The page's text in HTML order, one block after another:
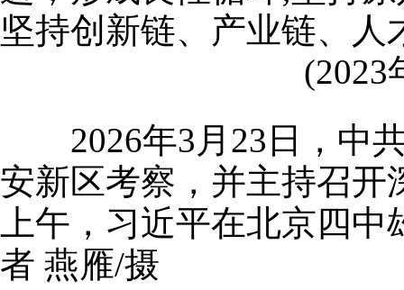
坚持创新链、产业链、
(2023年
2026年3月23日，中共
安新区考察，并主持召开
上午，习近平在北京四
者 燕雁/摄